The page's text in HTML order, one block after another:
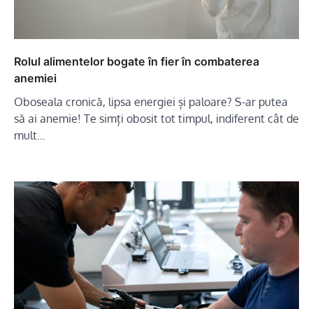
Rolul alimentelor bogate în fier în combaterea
anemiei
Oboseala cronică, lipsa energiei și paloare? S-ar putea
să ai anemie! Te simți obosit tot timpul, indiferent cât de
mult…